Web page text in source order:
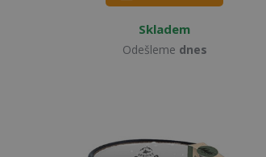
Skladem
Odešleme dnes